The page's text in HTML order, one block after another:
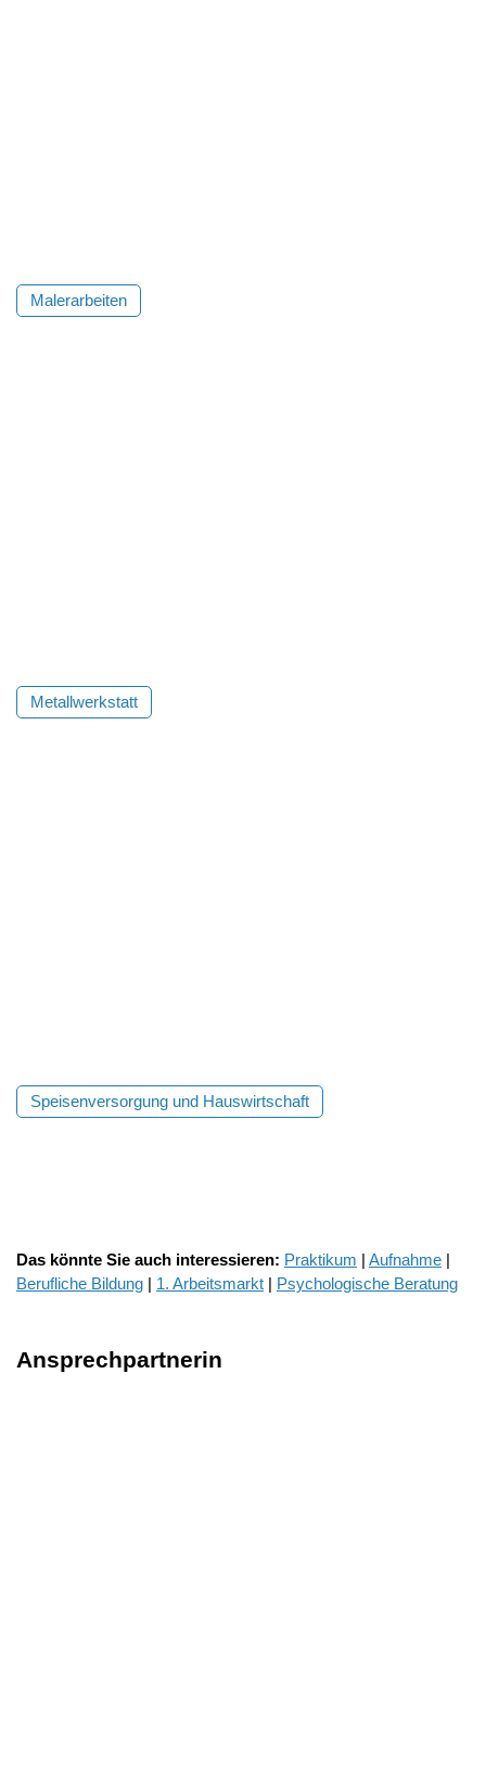
Malerarbeiten
Metallwerkstatt
Speisenversorgung und Hauswirtschaft
Das könnte Sie auch interessieren: Praktikum | Aufnahme |
Berufliche Bildung | 1. Arbeitsmarkt | Psychologische Beratung
Ansprechpartnerin